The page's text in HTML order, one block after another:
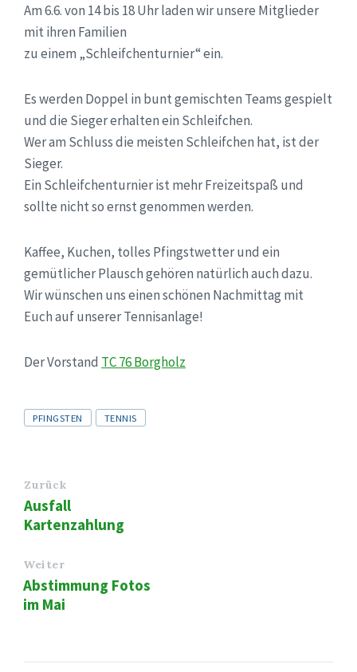
Am 6.6. von 14 bis 18 Uhr laden wir unsere Mitglieder
mit ihren Familien
zu einem „Schleifchenturnier“ ein.
Es werden Doppel in bunt gemischten Teams gespielt
und die Sieger erhalten ein Schleifchen.
Wer am Schluss die meisten Schleifchen hat, ist der
Sieger.
Ein Schleifchenturnier ist mehr Freizeitspaß und
sollte nicht so ernst genommen werden.
Kaffee, Kuchen, tolles Pfingstwetter und ein
gemütlicher Plausch gehören natürlich auch dazu.
Wir wünschen uns einen schönen Nachmittag mit
Euch auf unserer Tennisanlage!
Der Vorstand TC 76 Borgholz
Tags
PFINGSTEN TENNIS
Zurück
Ausfall
Kartenzahlung
Weiter
Abstimmung Fotos
im Mai